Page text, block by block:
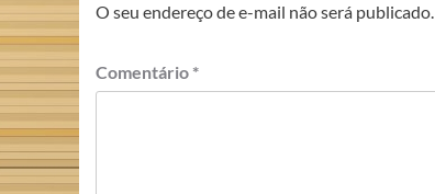
O seu endereço de e-mail não será publicado.
Comentário *